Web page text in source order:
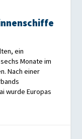
ein
Monate im
Nach einer
wurde Europas